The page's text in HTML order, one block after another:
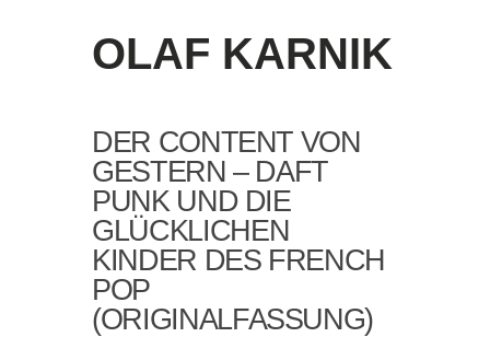
OLAF KARNIK
DER CONTENT VON
GESTERN – DAFT
PUNK UND DIE
GLÜCKLICHEN
KINDER DES FRENCH
POP
(ORIGINALFASSUNG)